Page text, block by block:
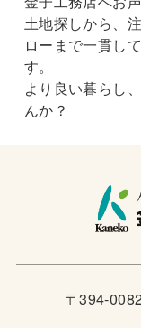
土地探しから、
ローまで一貫し
す。
より良い暮らし
んか？
〒394-